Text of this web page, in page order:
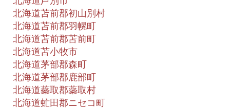
北海道苫前郡初山別村
北海道苫前郡羽幌町
北海道苫前郡苫前町
北海道苫小牧市
北海道茅部郡森町
北海道茅部郡鹿部町
北海道蘂取郡蘂取村
北海道虻田郡ニセコ町